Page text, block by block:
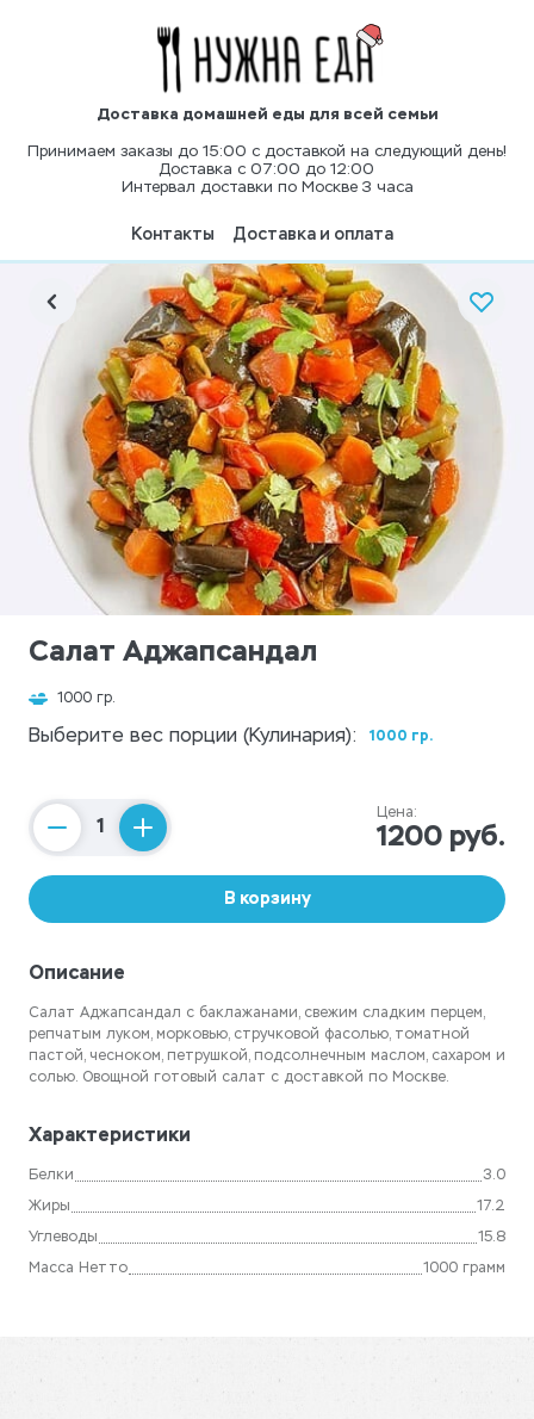
Доставка домашней еды для всей семьи
Принимаем заказы до 15:00 с доставкой на следующий день!
Доставка с 07:00 до 12:00
Интервал доставки по Москве 3 часа
Контакты Доставка и оплата
Салат Аджапсандал
1000 гр.
Выберите вес порции (Кулинария): 1000 гр.
Counter
Цена:
1200 руб.
В корзину
Описание
Салат Аджапсандал с баклажанами, свежим сладким перцем,
репчатым луком, морковью, стручковой фасолью, томатной
пастой, чесноком, петрушкой, подсолнечным маслом, сахаром и
солью. Овощной готовый салат с доставкой по Москве.
Характеристики
Белки 3.0
Жиры 17.2
Углеводы 15.8
Масса Нетто 1000 грамм